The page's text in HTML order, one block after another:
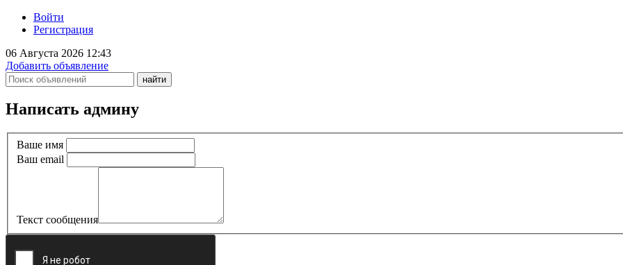
Войти
Регистрация
06 Августа 2026 12:43
Добавить объявление
Написать админу
Ваше имя
Ваш email
Текст сообщения